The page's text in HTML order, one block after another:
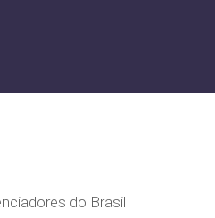
do Brasil